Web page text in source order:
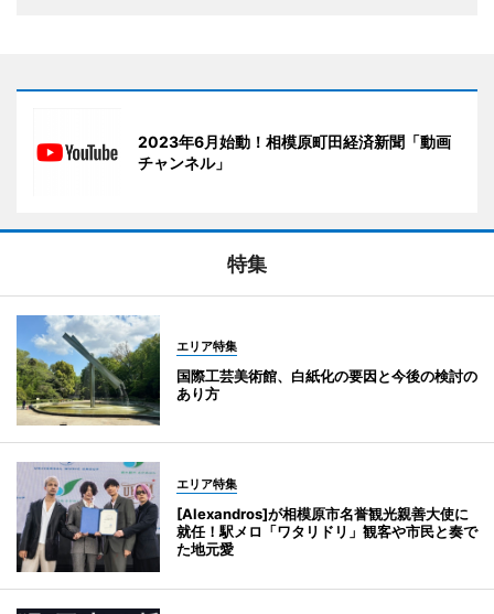
2023年6月始動！相模原町田経済新聞「動画
チャンネル」
特集
エリア特集
国際工芸美術館、白紙化の要因と今後の検討の
あり方
エリア特集
[Alexandros]が相模原市名誉観光親善大使に
就任！駅メロ「ワタリドリ」観客や市民と奏で
た地元愛